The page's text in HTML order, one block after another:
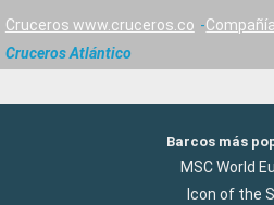
Cruceros www.cruceros.co
Cruceros Atlántico
Barcos más
MSC World
Icon of the